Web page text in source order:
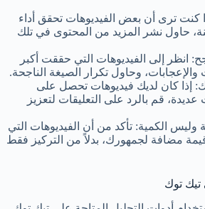
كنت ترى أن بعض الفيديوهات تحقق أداء
حاول نشر المزيد من المحتوى في تلك
انظر إلى الفيديوهات التي حققت أكبر
وحاول تكرار الصيغة الناجحة.
إذا كان لديك فيديوهات تحصل على
قم بالرد على التعليقات لتعزيز
وليس الكمية: تأكد من أن الفيديوهات التي
مضافة لجمهورك، بدلاً من التركيز فقط
تيك توك